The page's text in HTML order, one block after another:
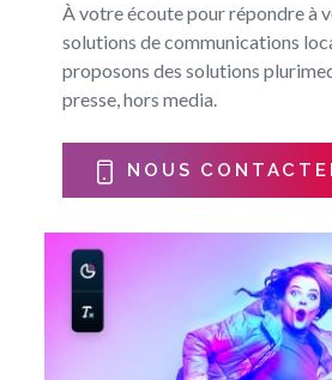
À votre écoute pour répondre à
solutions de communications
proposons des solutions
presse, hors media.
NOUS